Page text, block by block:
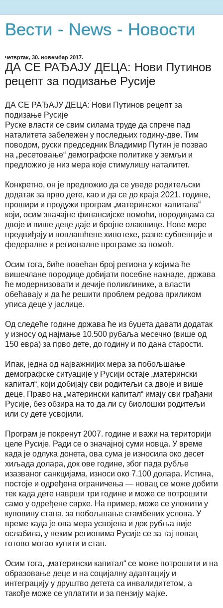
Вести - News - Новости
четвртак, 30. новембар 2017.
ДА СЕ РАЂАЈУ ДЕЦА: Нови Путинов
рецепт за подизање Русије
ДА СЕ РАЂАЈУ ДЕЦА: Нови Путинов рецепт за
подизање Русије
Руске власти се свим силама труде да спрече пад
наталитета забележен у последњих годину-две. Тим
поводом, руски председник Владимир Путин је позвао
на „ресетовање“ демографске политике у земљи и
предложио је низ мера које стимулишу наталитет.
Конкретно, он је предложио да се уведе родитељски
додатак за прво дете, као и да се до краја 2021. године,
прошири и продужи програм „материнског капитала“
који, осим значајне финансијске помоћи, породицама са
двоје и више деце даје и бројне олакшице. Нове мере
предвиђају и повлашћене хипотеке, разне субвенције и
федералне и регионалне програме за помоћ.
Осим тога, биће повећан број региона у којима ће
вишечлане породице добијати посебне накнаде, држава
ће модернизовати и дечије поликлинике, а власти
обећавају и да ће решити проблем редова приликом
уписа деце у јаслице.
Од следеће године држава ће из буџета давати додатак
у износу од најмање 10.500 рубаља месечно (више од
150 евра) за прво дете, до годину и по дана старости.
Ипак, једна од најважнијих мера за побољшање
демографске ситуације у Русији остаје „матерински
капитал“, који добијају сви родитељи са двоје и више
деце. Право на „матерински капитал“ имају сви грађани
Русије, без обзира на то да ли су биолошки родитељи
или су дете усвојили.
Програм је покренут 2007. године и важи на територији
целе Русије. Ради се о значајној суми новца. У време
када је одлука донета, ова сума је износила око десет
хиљада долара, док ове године, због пада рубље
изазваног санкцијама, износи око 7.100 долара. Истина,
постоје и одређена ограничења — новац се може добити
тек када дете наврши три године и може се потрошити
само у одређене сврхе. На пример, може се уложити у
куповину стана, за побољшање стамбених услова. У
време када је ова мера усвојена и док рубља није
ослабила, у неким регионима Русије се за тај новац
готово могао купити и стан.
Осим тога, „матерински капитал“ се може потрошити и на
образовање деце и на социјалну адаптацију и
интеграцију у друштво детета са инвалидитетом, а
такође може се уплатити и за пензију мајке.